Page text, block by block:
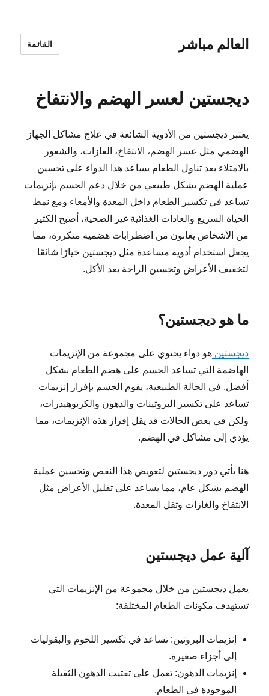
العالم مباشر القائمة
ديجستين لعسر الهضم والانتفاخ
يعتبر ديجستين من الأدوية الشائعة في علاج مشاكل الجهاز
الهضمي مثل عسر الهضم، الانتفاخ، الغازات، والشعور
بالامتلاء بعد تناول الطعام يساعد هذا الدواء على تحسين
عملية الهضم بشكل طبيعي من خلال دعم الجسم بإنزيمات
تساعد في تكسير الطعام داخل المعدة والأمعاء ومع نمط
الحياة السريع والعادات الغذائية غير الصحية، أصبح الكثير
من الأشخاص يعانون من اضطرابات هضمية متكررة، مما
يجعل استخدام أدوية مساعدة مثل ديجستين خيارًا شائعًا
لتخفيف الأعراض وتحسين الراحة بعد الأكل.
ما هو ديجستين؟
ديجستينهو دواء يحتوي على مجموعة من الإنزيمات
الهاضمة التي تساعد الجسم على هضم الطعام بشكل
أفضل. في الحالة الطبيعية، يقوم الجسم بإفراز إنزيمات
تساعد على تكسير البروتينات والدهون والكربوهيدرات،
ولكن في بعض الحالات قد يقل إفراز هذه الإنزيمات، مما
يؤدي إلى مشاكل في الهضم.
هنا يأتي دور ديجستين لتعويض هذا النقص وتحسين عملية
الهضم بشكل عام، مما يساعد على تقليل الأعراض مثل
الانتفاخ والغازات وثقل المعدة.
آلية عمل ديجستين
يعمل ديجستين من خلال مجموعة من الإنزيمات التي
تستهدف مكونات الطعام المختلفة:
إنزيمات البروتين: تساعد في تكسير اللحوم والبقوليات
إلى أجزاء صغيرة.
إنزيمات الدهون: تعمل على تفتيت الدهون الثقيلة
الموجودة في الطعام.